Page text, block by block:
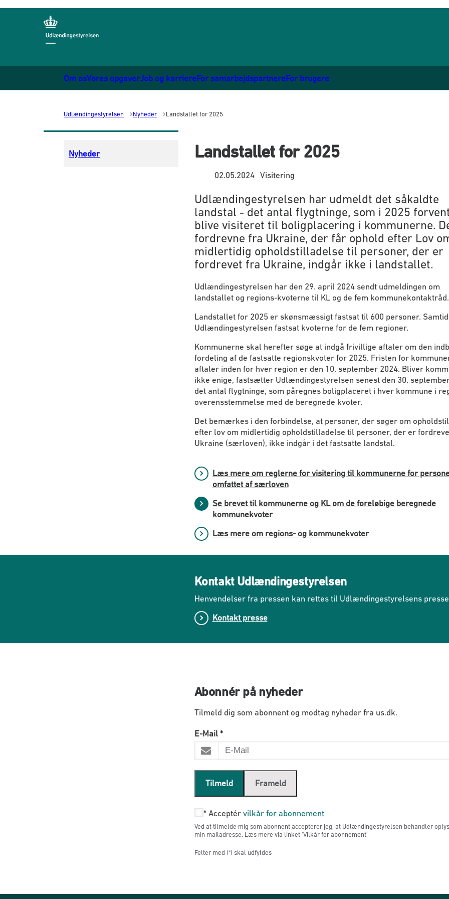
Om osVores opgaverJob og karriereFor samarbejdspartnereFor brugere
Udlændingestyrelsen Nyheder Landstallet for 2025
Nyheder Landstallet for 2025
02.05.2024 Visitering
Udlændingestyrelsen har udmeldt det såkaldte
landstal - det antal flygtninge, som i 2025
blive visiteret til boligplacering i kommunerne.
fordrevne fra Ukraine, der får ophold efter Lov
midlertidig opholdstilladelse til personer, der er
fordrevet fra Ukraine, indgår ikke i landstallet.
Udlændingestyrelsen har den 29. april 2024 sendt udmeldingen om
landstallet og regions-kvoterne til KL og de fem kommunekontaktråd.
Landstallet for 2025 er skønsmæssigt fastsat til 600 personer.
Udlændingestyrelsen fastsat kvoterne for de fem regioner.
Kommunerne skal herefter søge at indgå frivillige aftaler om den
fordeling af de fastsatte regionskvoter for 2025. Fristen for
aftaler inden for hver region er den 10. september 2024. Bliver
ikke enige, fastsætter Udlændingestyrelsen senest den 30.
det antal flygtninge, som påregnes boligplaceret i hver kommune i
overensstemmelse med de beregnede kvoter.
Det bemærkes i den forbindelse, at personer, der søger om
efter lov om midlertidig opholdstilladelse til personer, der er
Ukraine (særloven), ikke indgår i det fastsatte landstal.
Læs mere om reglerne for visitering til kommunerne for
omfattet af særloven
Se brevet til kommunerne og KL om de foreløbige beregnede
kommunekvoter
Læs mere om regions- og kommunekvoter
Kontakt Udlændingestyrelsen
Henvendelser fra pressen kan rettes til Udlændingestyrelsens
Kontakt presse
Abonnér på nyheder
Tilmeld dig som abonnent og modtag nyheder fra us.dk.
E-Mail*
Tilmeld Frameld
* Acceptér vilkår for abonnement
Ved at tilmelde mig som abonnent accepterer jeg, at Udlændingestyrelsen behandler
min mailadresse. Læs mere via linket 'Vilkår for abonnement'
Felter med (*) skal udfyldes